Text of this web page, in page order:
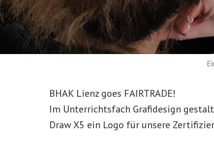
BHAK Lienz goes FAIRTRADE!
Im Unterrichtsfach Grafidesign
Draw X5 ein Logo für unsere